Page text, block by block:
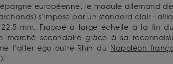
européenne, le module allemand
s’impose par un standard clair :
mm. Frappé à large échelle à la fin
marché secondaire grâce à sa
l’alter ego outre-Rhin du Napoléon